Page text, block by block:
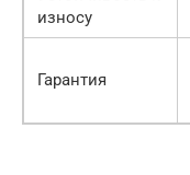
износу
Гарантия